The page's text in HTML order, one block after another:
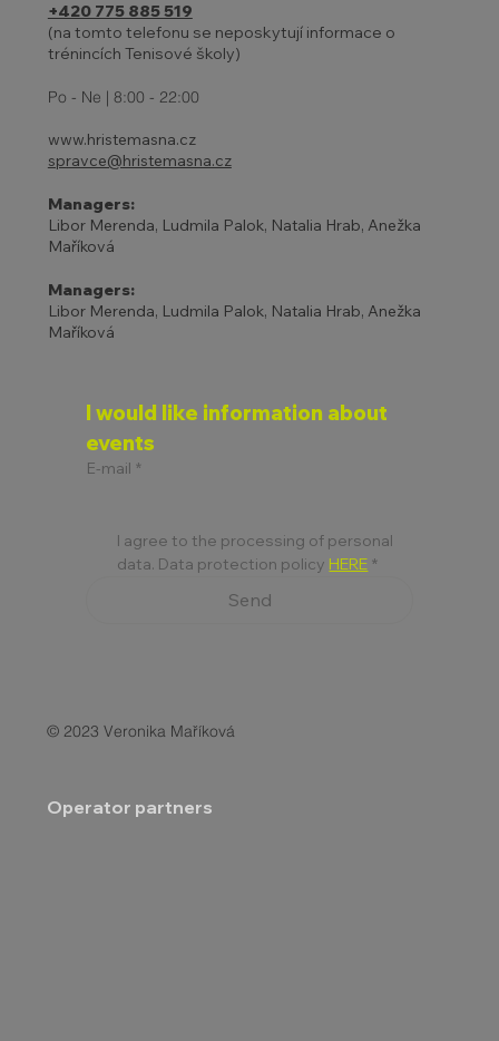
+420 775 885 519
(na tomto telefonu se neposkytují informace o
trénincích Tenisové školy)
Po - Ne | 8:00 - 22:00
www.hristemasna.cz
spravce@hristemasna.cz
Managers:
Libor Merenda, Ludmila Palok, Natalia Hrab, Anežka
Maříková
Managers:
Libor Merenda, Ludmila Palok, Natalia Hrab, Anežka
Maříková
I would like information about
events
E-mail *
I agree to the processing of personal
data. Data protection policy HERE *
Send
© 2023 Veronika Maříková
Operator partners